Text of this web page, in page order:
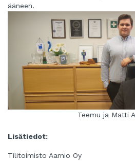
ääneen.
Teemu ja Matti
Lisätiedot:
Tilitoimisto Aarnio Oy